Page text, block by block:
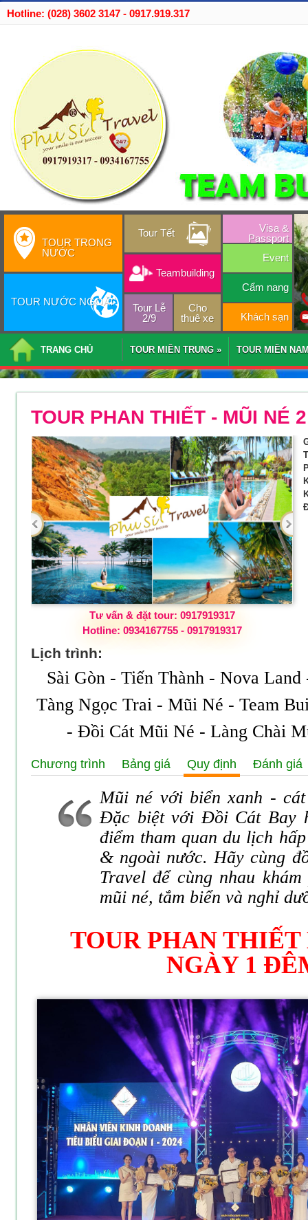
Hotline: (028) 3602 3147 - 0917.919.317
TOUR TRONG
NƯỚC
TOUR NƯỚC NGOÀI
Tour Tết
Teambuilding
Tour Lễ
2/9
Cho
thuê xe
Visa &
Passport
Event
Cẩm nang
Khách sạn
TRANG CHỦ TOUR MIỀN TRUNG » TOUR MIỀN
TOUR PHAN THIẾT - MŨI NÉ
Tư vấn & đặt tour: 0917919317
Hotline: 0934167755 - 0917919317
Lịch trình:
Sài Gòn - Tiến Thành - Nova Land
Tàng Ngọc Trai - Mũi Né - Team
- Đồi Cát Mũi Né - Làng Chài
Chương trình Bảng giá Quy định Đánh giá
Mũi né với biển xanh -
Đặc biệt với Đồi Cát Bay
điểm tham quan du lịch
& ngoài nước. Hãy cùng
Travel để cùng nhau
mũi né, tắm biển và nghỉ
TOUR PHAN THIẾT
NGÀY 1